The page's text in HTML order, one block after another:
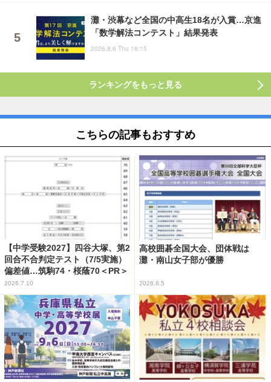
灘・渋幕など全国の中高生18名が入賞…京進
「数学解法コンテスト」結果発表
2026.8.6 Thu 16:15
ランキングをもっと見る
こちらの記事もおすすめ
【中学受験2027】四谷大塚、第2
回合不合判定テスト（7/5実施）
偏差値…筑駒74・桜蔭70＜PR＞
2026.7.10
高校囲碁全国大会、団体戦は
灘・南山女子部が優勝
2026.8.5